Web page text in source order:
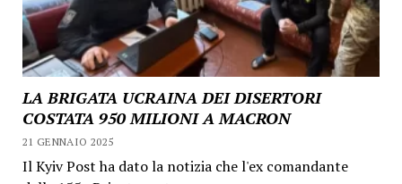
LA BRIGATA UCRAINA DEI DISERTORI
COSTATA 950 MILIONI A MACRON
21 GENNAIO 2025
Il Kyiv Post ha dato la notizia che l'ex comandante